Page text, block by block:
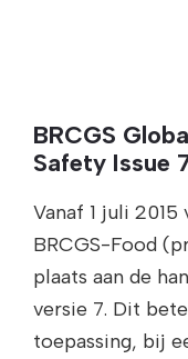
BRCGS
Safety Issue
Vanaf 1 juli 2015
BRCGS-Food
plaats aan de
versie 7. Dit
toepassing, bij